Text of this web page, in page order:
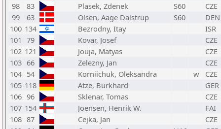
98
83 Plasek, Zdenek S60
CZE
99
63 Olsen, Aage Dalstrup S60
DEN
100 134 Bezrodny, Itay
ISR
101 79 Kovar, Josef
CZE
102 121 Jouja, Matyas
CZE
103 66 Zelezny, Jan
CZE
104 54 Korniichuk, Oleksandra w
CZE
105 118 Atze, Burkhard
GER
106 96 Sklenar, Tomas
CZE
107 154 Joensen, Henrik W.
FAI
108 87 Cejka, Jan
CZE